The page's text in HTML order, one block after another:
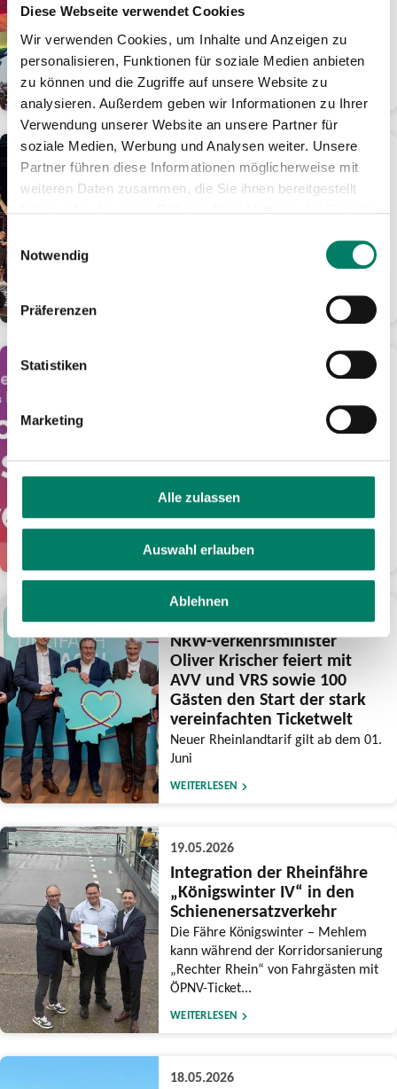
Diese Webseite verwendet Cookies
Wir verwenden Cookies, um Inhalte und Anzeigen zu
personalisieren, Funktionen für soziale Medien anbieten
zu können und die Zugriffe auf unsere Website zu
analysieren. Außerdem geben wir Informationen zu Ihrer
Verwendung unserer Website an unsere Partner für
soziale Medien, Werbung und Analysen weiter. Unsere
Partner führen diese Informationen möglicherweise mit
weiteren Daten zusammen, die Sie ihnen bereitgestellt
Einwilligungsauswahl
Notwendig
Präferenzen
Statistiken
Marketing
Alle zulassen
Auswahl erlauben
Ablehnen
Tage für nur 24 Euro im
Ticket-Angebot ist online oder als
Handyticket erhältlich
01.06.2026
KöllePally lässt den
Tanzbrunnen eskalieren:
Ausbilder Schmidt und Laurin
frühsommerliche Fahrten
Aktion ihre Tarifreformen und wollen
den Luftlinientarif noch bekannter
machen
WEITERLESEN
NRW-Verkehrsminister
Oliver Krischer feiert mit
AVV und VRS sowie 100
Gästen den Start der stark
vereinfachten Ticketwelt
Neuer Rheinlandtarif gilt ab dem 01.
Juni
WEITERLESEN
19.05.2026
Integration der Rheinfähre
„Königswinter IV“ in den
Schienenersatzverkehr
Die Fähre Königswinter – Mehlem
kann während der Korridorsanierung
„Rechter Rhein“ von Fahrgästen mit
ÖPNV-Ticket...
WEITERLESEN
18.05.2026